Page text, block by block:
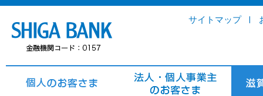
サイトマップ